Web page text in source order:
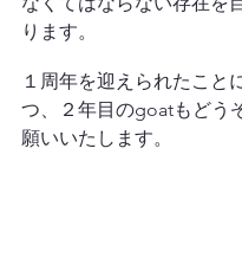
ります。
１周年を迎えられたこと
つ、２年目のgoatもどう
願いいたします。